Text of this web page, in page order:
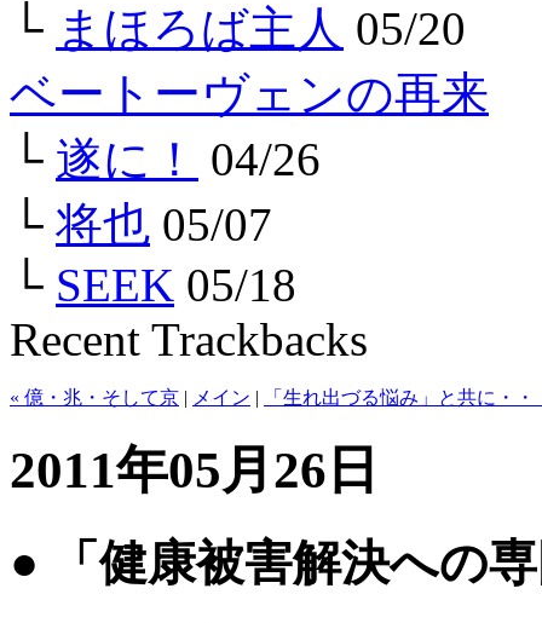
└ まほろば主人 05/20
ベートーヴェンの再来
└ 遂に！
04/26
└ 将也 05/07
└ SEEK 05/18
Recent Trackbacks
« 億・兆・そして京 | メイン | 「生れ出づる悩み」と共に・
2011年05月26日
● 「健康被害解決への